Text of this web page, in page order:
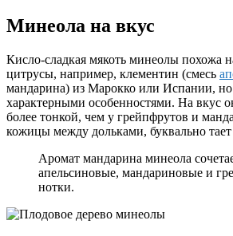
Минеола на вкус
Кисло-сладкая мякоть минеолы похожа
цитрусы, например, клементин (смесь
мандарина) из Марокко или Испании, но
характерными особенностями. На вкус
более тонкой, чем у грейпфрутов и
кожицы между дольками, буквально тает
Аромат мандарина минеола
апельсиновые, мандариновые и
нотки.